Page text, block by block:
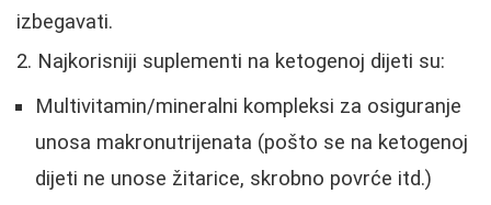
izbegavati.
Najkorisniji suplementi na ketogenoj dijeti su:
Multivitamin/mineralni kompleksi za osiguranje
unosa makronutrijenata (pošto se na ketogenoj
dijeti ne unose žitarice, skrobno povrće itd.)